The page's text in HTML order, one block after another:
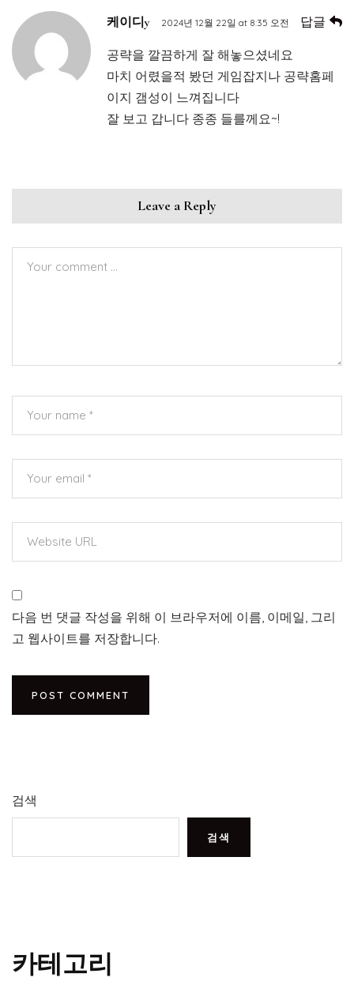
케이디y 2024년 12월 22일 at 8:35 오전 답글
공략을 깔끔하게 잘 해놓으셨네요
마치 어렸을적 봤던 게임잡지나 공략홈페
이지 갬성이 느껴집니다
잘 보고 갑니다 종종 들를께요~!
Leave a Reply
다음 번 댓글 작성을 위해 이 브라우저에 이름, 이메일, 그리
고 웹사이트를 저장합니다.
검색
검색
카테고리